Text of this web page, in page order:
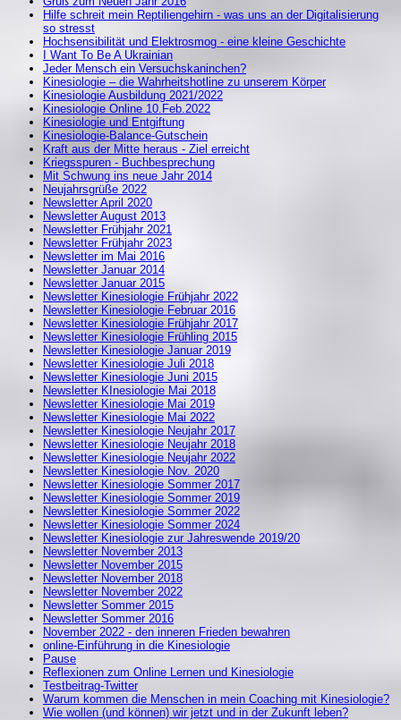
Hilfe schreit mein Reptiliengehirn - was uns an der Digitalisierung
so stresst
Hochsensibilität und Elektrosmog - eine kleine Geschichte
I Want To Be A Ukrainian
Jeder Mensch ein Versuchskaninchen?
Kinesiologie – die Wahrheitshotline zu unserem Körper
Kinesiologie Ausbildung 2021/2022
Kinesiologie Online 10.Feb.2022
Kinesiologie und Entgiftung
Kinesiologie-Balance-Gutschein
Kraft aus der Mitte heraus - Ziel erreicht
Kriegsspuren - Buchbesprechung
Mit Schwung ins neue Jahr 2014
Neujahrsgrüße 2022
Newsletter April 2020
Newsletter August 2013
Newsletter Frühjahr 2021
Newsletter Frühjahr 2023
Newsletter im Mai 2016
Newsletter Januar 2014
Newsletter Januar 2015
Newsletter Kinesiologie Frühjahr 2022
Newsletter Kinesiologie Februar 2016
Newsletter Kinesiologie Frühjahr 2017
Newsletter Kinesiologie Frühling 2015
Newsletter Kinesiologie Januar 2019
Newsletter Kinesiologie Juli 2018
Newsletter Kinesiologie Juni 2015
Newsletter KInesiologie Mai 2018
Newsletter Kinesiologie Mai 2019
Newsletter Kinesiologie Mai 2022
Newsletter Kinesiologie Neujahr 2017
Newsletter Kinesiologie Neujahr 2018
Newsletter Kinesiologie Neujahr 2022
Newsletter Kinesiologie Nov. 2020
Newsletter Kinesiologie Sommer 2017
Newsletter Kinesiologie Sommer 2019
Newsletter Kinesiologie Sommer 2022
Newsletter Kinesiologie Sommer 2024
Newsletter Kinesiologie zur Jahreswende 2019/20
Newsletter November 2013
Newsletter November 2015
Newsletter November 2018
Newsletter November 2022
Newsletter Sommer 2015
Newsletter Sommer 2016
November 2022 - den inneren Frieden bewahren
online-Einführung in die Kinesiologie
Pause
Reflexionen zum Online Lernen und Kinesiologie
Testbeitrag-Twitter
Warum kommen die Menschen in mein Coaching mit Kinesiologie?
Wie wollen (und können) wir jetzt und in der Zukunft leben?